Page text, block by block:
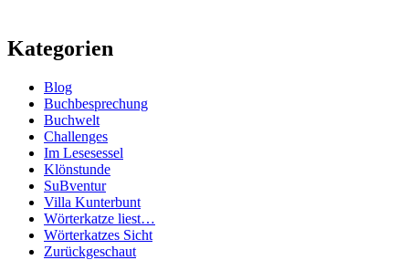
Kategorien
Blog
Buchbesprechung
Buchwelt
Challenges
Im Lesesessel
Klönstunde
SuBventur
Villa Kunterbunt
Wörterkatze liest…
Wörterkatzes Sicht
Zurückgeschaut